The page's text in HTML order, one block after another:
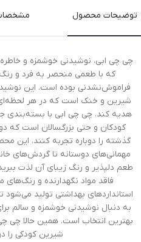
توضیحات محصول
چی چی ابی، نوشیدنی خوشمزه و
که با طعمی منحصر به فرد و
فراموش‌نشدنی بوده است. این
شیرین و خنک است که در هر لحظه‌ای
هدیه کند. چی چی ابی با بسته‌بندی
کودکان و حتی بزرگسالان است که
گذشته را دوباره تجربه کنند. این
مهمانی‌های دوستانه تا گردش‌های
طعم دلپذیر و رنگ زیبای آن لذت
فاقد مواد نگهدارنده و
استانداردهای بهداشتی تولید می‌شود
به دنبال نوشیدنی خوشمزه و سالم
بهترین انتخاب است. همین حالا چی
شیرین کودکی را